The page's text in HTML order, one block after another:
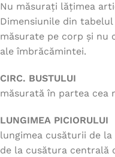
Nu măsurați lățimea
Dimensiunile din
măsurate pe corp și nu
ale îmbrăcămintei.
CIRC. BUSTULUI
măsurată în partea cea
LUNGIMEA PICIORULUI
lungimea cusăturii de
de la cusătura centrală